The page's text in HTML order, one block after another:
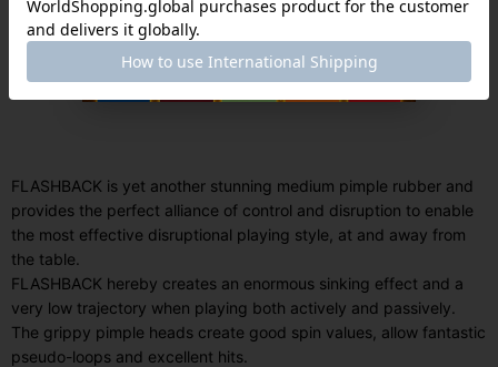
FLASHBACK is yet another stunning medium pimple rubber and
provides the perfect alliance of control and disruption to enable
the most effective disruptional playing style, at and away from
the table.
FLASHBACK hereby creates an enormous sinking effect and a
very low trajectory when playing both actively and passively.
The grippy pimple heads create good spin values, allow fantastic
pseudo-loops and excellent hits.